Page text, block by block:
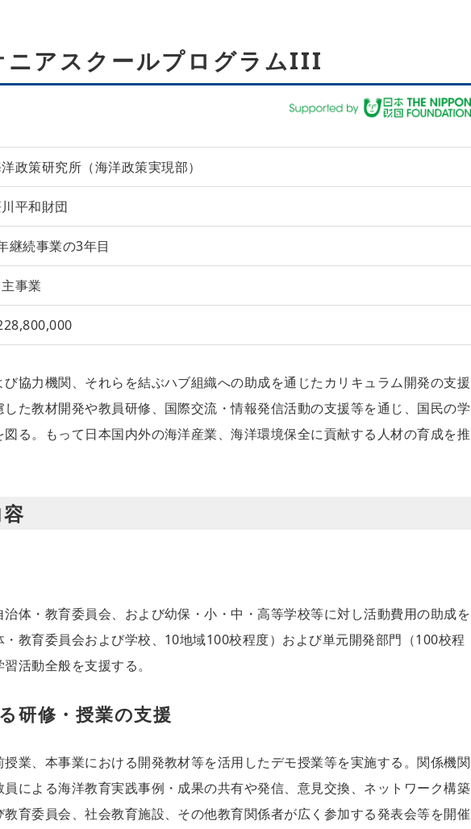
ニアスクールプログラムIII
政策研究所（海洋政策実現部）
平和財団
継続事業の3年目
事業
協力機関、それらを結ぶハブ組織への助成を通じたカリキュラム開発の支援
た教材開発や教員研修、国際交流・情報発信活動の支援等を通じ、国民の学
る。もって日本国内外の海洋産業、海洋環境保全に貢献する人材の育成を推
体・教育委員会、および幼保・小・中・高等学校等に対し活動費用の助成を
教育委員会および学校、10地域100校程度）および単元開発部門（100校程
活動全般を支援する。
研修・授業の支援
業、本事業における開発教材等を活用したデモ授業等を実施する。関係機関
による海洋教育実践事例・成果の共有や発信、意見交換、ネットワーク構築
育委員会、社会教育施設、その他教育関係者が広く参加する発表会等を開催